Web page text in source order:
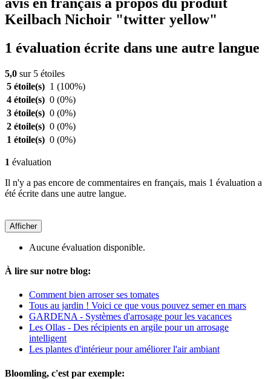
Keilbach Nichoir "twitter yellow"
1 évaluation écrite dans une autre langue
5,0 sur 5 étoiles
5 étoile(s) 1 (100%)
4 étoile(s) 0 (0%)
3 étoile(s) 0 (0%)
2 étoile(s) 0 (0%)
1 étoile(s) 0 (0%)
1 évaluation
Il n'y a pas encore de commentaires en français, mais 1 évaluation a
été écrite dans une autre langue.
Afficher
Aucune évaluation disponible.
À lire sur notre blog:
Comment bien arroser ses tomates
Tous au jardin ! Voici ce que vous pouvez semer en mars
GARDENA - Systèmes d'arrosage pour les vacances
Les Ollas - Des récipients en argile pour un arrosage
intelligent
Les plantes d'intérieur pour améliorer l'air ambiant
Bloomling, c'est par exemple: